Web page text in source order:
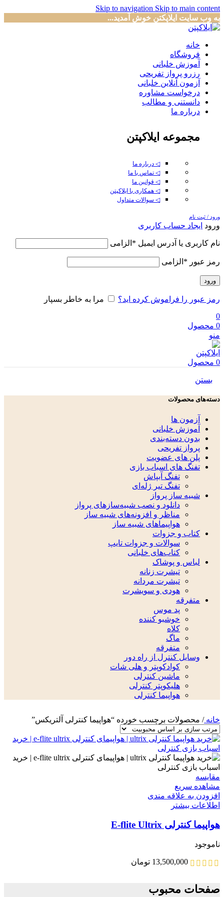
Skip to navigation Skip to main content
به وب سایت ایلاپکتن خوش آمدید...
خانه
فروشگاه
آموزش خلبانی
رزرو پرواز تفریحی
آزمون آنلاین خلبانی
درخواست مشاوره
دانستنی و مطالب
درباره ما
مجموعه ایلاکپتن
◁ درباره ما
◁ تماس با ما
◁ قوانین ما
◁ همکاری با ایلاکپتن
◁ سوالات متداول
ورود / ثبت نام
ورود ایجاد حساب کاربری
نام کاربری یا آدرس ایمیل * الزامی
رمز عبور * الزامی
ورود
رمز عبور را فراموش کرده اید؟
مرا به خاطر بسپار
0
0 محصول
منو
0 محصول
بستن
دسته‌های محصولات
آزمون ها
آموزش خلبانی
بدون دسته‌بندی
پرواز تفریحی
پلن های عضویت
تفنگ های اسباب بازی
تفنگ آبپاش
تفنگ تیر ژله‌ای
شبیه ساز پرواز
دانلود و نصب شبیه‌سازهای پرواز
مناظر و افزونه‌های شبیه ساز
هواپیماهای شبیه ساز
کتاب و جزوات
سوالات و جزوات تایپ
کتاب‌های خلبانی
لباس و پوشاک
تیشرت زنانه
تیشرت مردانه
هودی و سویشرت
متفرقه
پد موس
خوشبو کننده
کلاه
ماگ
متفرقه
وسایل کنترل از راه دور
کوادکوپتر و هلی شات
ماشین کنترلی
هلیکوپتر کنترلی
هواپیما کنترلی
خانه/ محصولات برچسب خورده “هواپیما کنترلی آلتریکس”
مقایسه
مشاهده سریع
افزودن به علاقه مندی
اطلاعات بیشتر
هواپیما کنترلی E-flite Ultrix
ناموجود
13,500,000 تومان
صفحات محبوب